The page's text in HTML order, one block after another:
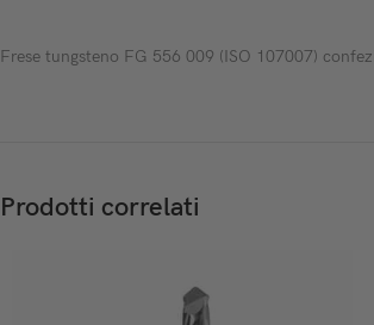
Frese tungsteno FG 556 009 (ISO 107007)
Prodotti correlati